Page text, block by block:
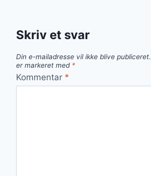
Skriv et svar
Din e-mailadresse vil ikke blive publiceret.
er markeret med *
Kommentar *